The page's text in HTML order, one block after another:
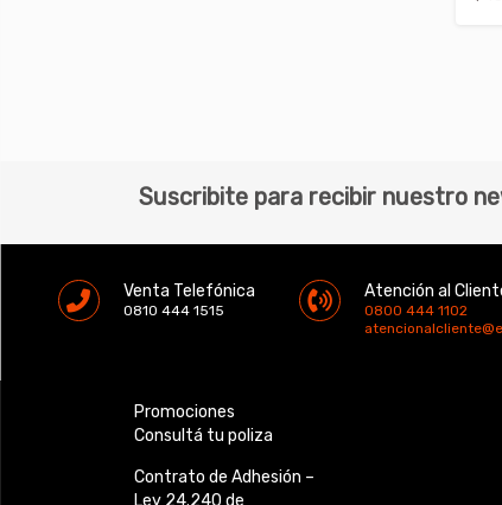
Suscribite para recibir nuestro
Venta Telefónica
0810 444 1515
Atención al
0800 444 1102
Promociones
Consultá tu poliza
Contrato de Adhesión –
Ley 24.240 de